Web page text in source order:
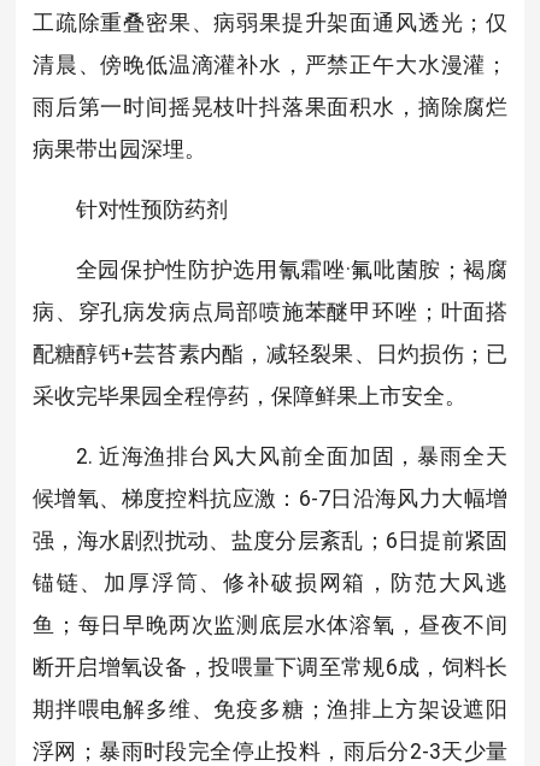
工疏除重叠密果、病弱果提升架面通风透光；仅
清晨、傍晚低温滴灌补水，严禁正午大水漫灌；
雨后第一时间摇晃枝叶抖落果面积水，摘除腐烂
病果带出园深埋。
针对性预防药剂
全园保护性防护选用氰霜唑·氟吡菌胺；褐腐
病、穿孔病发病点局部喷施苯醚甲环唑；叶面搭
配糖醇钙+芸苔素内酯，减轻裂果、日灼损伤；已
采收完毕果园全程停药，保障鲜果上市安全。
2. 近海渔排台风大风前全面加固，暴雨全天
候增氧、梯度控料抗应激：6-7日沿海风力大幅增
强，海水剧烈扰动、盐度分层紊乱；6日提前紧固
锚链、加厚浮筒、修补破损网箱，防范大风逃
鱼；每日早晚两次监测底层水体溶氧，昼夜不间
断开启增氧设备，投喂量下调至常规6成，饲料长
期拌喂电解多维、免疫多糖；渔排上方架设遮阳
浮网；暴雨时段完全停止投料，雨后分2-3天少量